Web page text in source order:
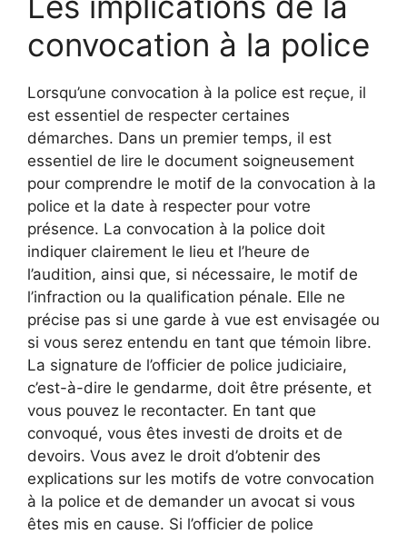
convocation à la police
Lorsqu’une convocation à la police est reçue, il
est essentiel de respecter certaines
démarches. Dans un premier temps, il est
essentiel de lire le document soigneusement
pour comprendre le motif de la convocation à la
police et la date à respecter pour votre
présence. La convocation à la police doit
indiquer clairement le lieu et l’heure de
l’audition, ainsi que, si nécessaire, le motif de
l’infraction ou la qualification pénale. Elle ne
précise pas si une garde à vue est envisagée ou
si vous serez entendu en tant que témoin libre.
La signature de l’officier de police judiciaire,
c’est-à-dire le gendarme, doit être présente, et
vous pouvez le recontacter. En tant que
convoqué, vous êtes investi de droits et de
devoirs. Vous avez le droit d’obtenir des
explications sur les motifs de votre convocation
à la police et de demander un avocat si vous
êtes mis en cause. Si l’officier de police